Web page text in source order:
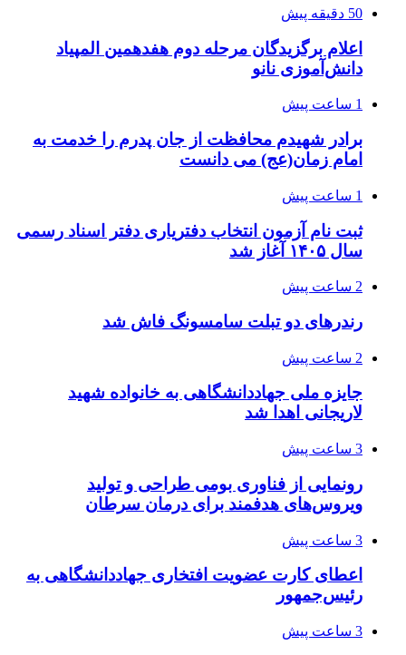
50 دقیقه پیش
اعلام برگزیدگان مرحله دوم هفدهمین المپیاد
دانش‌آموزی نانو
1 ساعت پیش
برادر شهیدم محافظت از جان پدرم را خدمت به
امام زمان(عج) می دانست
1 ساعت پیش
ثبت نام آزمون انتخاب دفتریاری دفتر اسناد رسمی
سال ۱۴۰۵ آغاز شد
2 ساعت پیش
رندرهای دو تبلت سامسونگ فاش شد
2 ساعت پیش
جایزه ملی جهاددانشگاهی به خانواده شهید
لاریجانی اهدا شد
3 ساعت پیش
رونمایی از فناوری بومی طراحی و تولید
ویروس‌های هدفمند برای درمان سرطان
3 ساعت پیش
اعطای کارت عضویت افتخاری جهاددانشگاهی به
رئیس‌جمهور
3 ساعت پیش